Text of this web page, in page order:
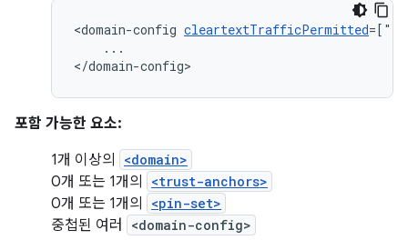
<domain-config cleartextTrafficPermitted
...
</domain-config>
포함 가능한 요소:
1개 이상의
<domain>
0개 또는 1개의 <trust-anchors>
0개 또는 1개의 <pin-set>
중첩된 여러 <domain-config>